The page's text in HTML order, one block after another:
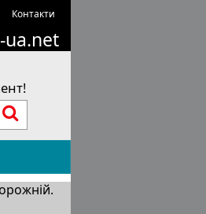
Контакти
ua.net